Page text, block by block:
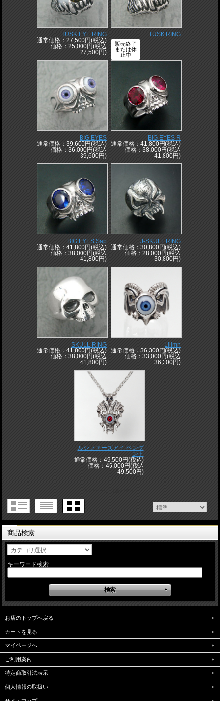
TUSK EYE RING
通常価格：27,500円(税込)
価格：25,000円(税込
27,500円)
TUSK RING
販売終了
または休
止中
BIG EYES
通常価格：39,600円(税込)
価格：36,000円(税込
39,600円)
BIG EYES R
通常価格：41,800円(税込)
価格：38,000円(税込
41,800円)
BIG EYES Sap
通常価格：41,800円(税込)
価格：38,000円(税込
41,800円)
J-SKULL RING
通常価格：30,800円(税込)
価格：28,000円(税込
30,800円)
SKULL RING
通常価格：41,800円(税込)
価格：38,000円(税込
41,800円)
Lilimn
通常価格：36,300円(税込)
価格：33,000円(税込
36,300円)
ルシファーズアイ ペンダ
ント
通常価格：49,500円(税込)
価格：45,000円(税込
49,500円)
商品検索
キーワード検索
お店のトップへ戻る
カートを見る
マイページへ
ご利用案内
特定商取引法表示
個人情報の取扱い